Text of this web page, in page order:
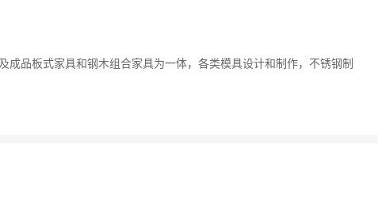
品板式家具和钢木组合家具为一体，各类模具设计和制作，不锈钢制